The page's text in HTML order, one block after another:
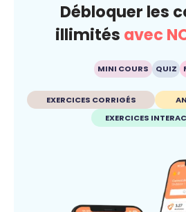
Débloquer les
illimités avec
MINI COURS QUIZ
EXERCICES CORRIGÉS
EXERCICES